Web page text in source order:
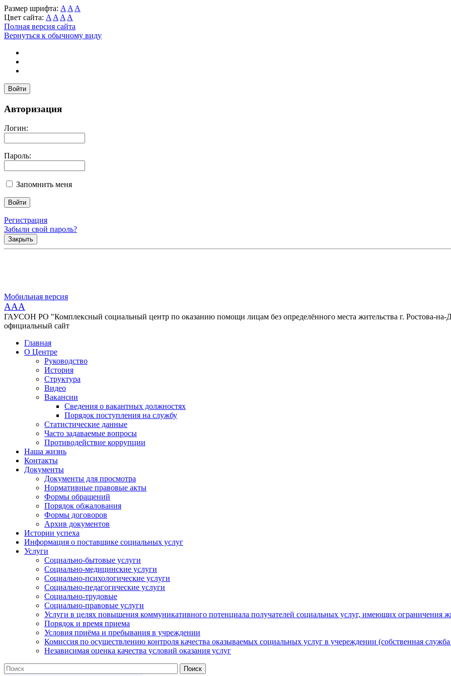
Размер шрифта: A A A
Цвет сайта: A A A A
Полная версия сайта
Вернуться к обычному виду
Войти
Авторизация
Логин:
Пароль:
Запомнить меня
Регистрация
Забыли свой пароль?
Закрыть
Мобильная версия
AAA
ГАУСОН РО "Комплексный социальный центр по оказанию помощи лицам без определённого места жительства г. Ростова-на-
официальный сайт
Главная
О Центре
Руководство
История
Структура
Видео
Вакансии
Сведения о вакантных должностях
Порядок поступления на службу
Статистические данные
Часто задаваемые вопросы
Противодействие коррупции
Наша жизнь
Контакты
Документы
Документы для просмотра
Нормативные правовые акты
Формы обращений
Порядок обжалования
Формы договоров
Архив документов
Истории успеха
Информация о поставщике социальных услуг
Услуги
Социально-бытовые услуги
Социально-медицинские услуги
Социально-психологические услуги
Социально-педагогические услуги
Социально-трудовые
Социально-правовые услуги
Услуги в целях повышения коммуникативного потенциала получателей социальных услуг, имеющих ограничения
Порядок и время приема
Условия приёма и пребывания в учреждении
Комиссия по осуществлению контроля качества оказываемых социальных услуг в учереждении (собственная
Независимая оценка качества условий оказания услуг